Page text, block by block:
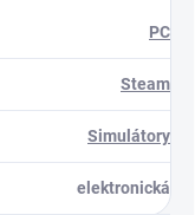
PC
Steam
Simulátory
elektronická